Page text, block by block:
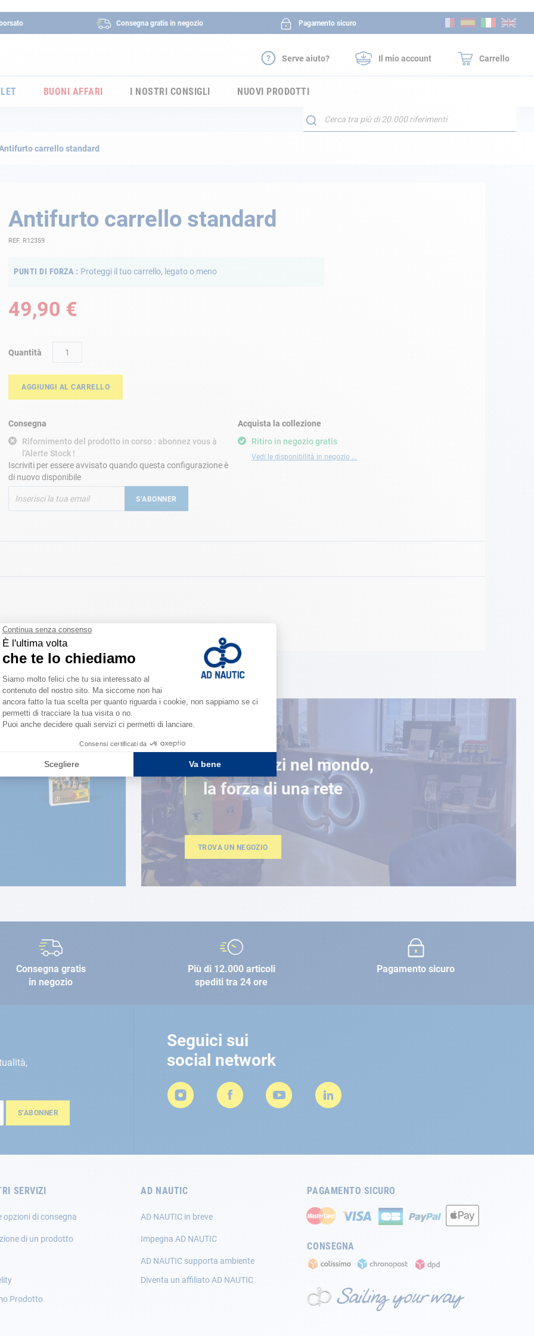
Consegna gratis in negozio Pagamento sicuro
al
Serve aiuto? Il mio account Carrello
BUONI AFFARI I NOSTRI CONSIGLI NUOVI PRODOTTI
Search
carrello standard
Antifurto carrello standard
REF. R12359
PUNTI DI FORZA Proteggi il tuo carrello, legato o meno
49,90 €
Quantità
AGGIUNGI AL CARRELLO
Consegna
Rifornimento del prodotto in corso : abonnez vous à
l'Alerte Stock !
Iscriviti per essere avvisato quando questa configurazione è
di nuovo disponibile
S’ABONNER
Ritiro in negozio gratis
Vedi le disponibilità in negozio ...
Acquista la collezione
con catenaccio. Proteggi il tuo carrello, legato o meno.
150 negozi nel mondo,
la forza di una rete
TROVA UN NEGOZIO
Consegna gratis
in negozio
Più di 12.000 articoli
spediti tra 24 ore
Pagamento sicuro
S’ABONNER
Seguici sui
social network
SERVIZI
opzioni di consegna
di un prodotto
Prodotto
AD NAUTIC
AD NAUTIC in breve
Impegna AD NAUTIC
AD NAUTIC supporta ambiente
Diventa un affiliato AD NAUTIC
PAGAMENTO SICURO
CONSEGNA